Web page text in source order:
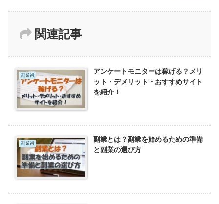
関連記事
副業術
アンケートモニターは稼げる？メリ
ット・デメリット・おすすめサイト
を紹介！
副業術
副業とは？副業を始めるための準備
と副業の選び方